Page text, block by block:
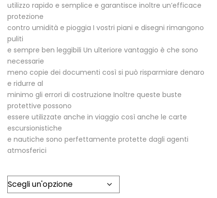
utilizzo rapido e semplice e garantisce inoltre un’efficace
protezione
contro umidità e pioggia I vostri piani e disegni rimangono
puliti
e sempre ben leggibili Un ulteriore vantaggio è che sono
necessarie
meno copie dei documenti così si può risparmiare denaro
e ridurre al
minimo gli errori di costruzione Inoltre queste buste
protettive possono
essere utilizzate anche in viaggio così anche le carte
escursionistiche
e nautiche sono perfettamente protette dagli agenti
atmosferici